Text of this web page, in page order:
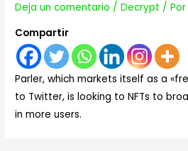
Deja un comentario /Decrypt /
Compartir
Parler, which markets itself as a
to Twitter, is looking to NFTs to
in more users.